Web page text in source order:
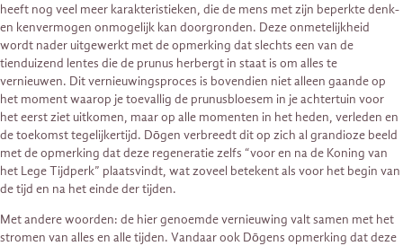
heeft nog veel meer karakteristieken, die de mens met zijn beperkte denk-
en kenvermogen onmogelijk kan doorgronden. Deze onmetelijkheid
wordt nader uitgewerkt met de opmerking dat slechts een van de
tienduizend lentes die de prunus herbergt in staat is om alles te
vernieuwen. Dit vernieuwingsproces is bovendien niet alleen gaande op
het moment waarop je toevallig de prunusbloesem in je achtertuin voor
het eerst ziet uitkomen, maar op alle momenten in het heden, verleden en
de toekomst tegelijkertijd. Dōgen verbreedt dit op zich al grandioze beeld
met de opmerking dat deze regeneratie zelfs “voor en na de Koning van
het Lege Tijdperk” plaatsvindt, wat zoveel betekent als voor het begin van
de tijd en na het einde der tijden.
Met andere woorden: de hier genoemde vernieuwing valt samen met het
stromen van alles en alle tijden. Vandaar ook Dōgens opmerking dat deze